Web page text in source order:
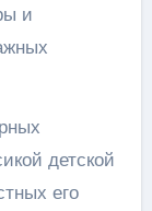
и
детской
его